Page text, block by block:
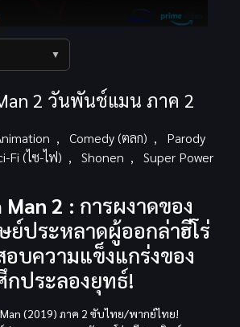
▼
2 วันพันช์แมน ภาค 2
, Comedy (ตลก) ,
Parody
Fi (ไซ-ไฟ) , Shonen ,
Super Power
Man 2 : การผงาดของ
ย์ประหลาดผู้ออกล่าฮีโร่
บความแข็งแกร่งของ
กประลองยุทธ์!
(2019) ภาค 2 ซับไทย/พากย์ไทย!